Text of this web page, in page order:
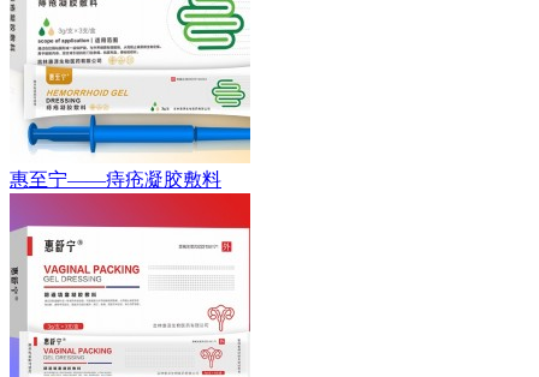
惠至宁——痔疮凝胶敷料